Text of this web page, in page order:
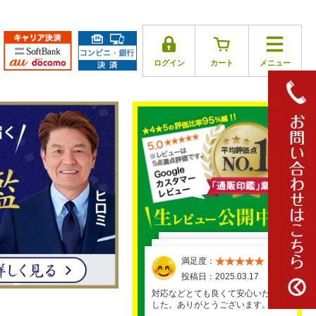
ログイン カート メニュー
満足度：
投稿日：2025.03.17
対応などとても良くて安心いたしま
した。ありがとうございます。
満足度：
投稿日：2025.03.30
満足度：
投稿日：2025.04.01
満足度：
投稿日：2025.03.26
満足度：
投稿日：2025.03.29